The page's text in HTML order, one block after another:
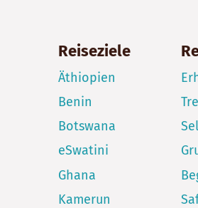
Reiseziele
Äthiopien
Benin
Botswana
eSwatini
Ghana
Kamerun